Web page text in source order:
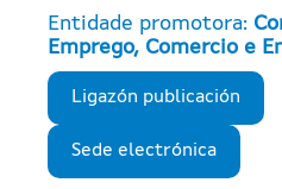
Entidade promotora:
Emprego, Comercio e
Ligazón publicación
Sede electrónica